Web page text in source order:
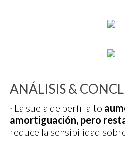
ANÁLISIS &
· La suela de perfil alto
amortiguación, pero
reduce la sensibilidad